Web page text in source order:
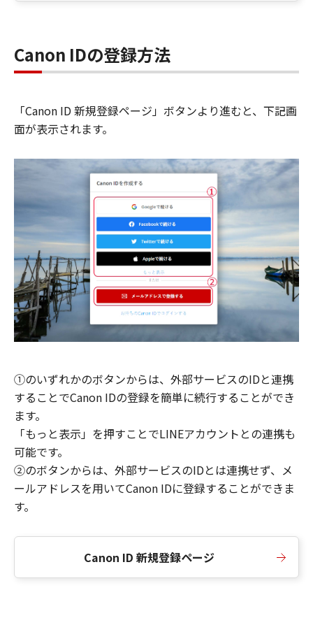
Canon IDの登録方法
「Canon ID 新規登録ページ」ボタンより進むと、下記画
面が表示されます。
①のいずれかのボタンからは、外部サービスのIDと連携
することでCanon IDの登録を簡単に続行することができ
ます。
「もっと表示」を押すことでLINEアカウントとの連携も
可能です。
②のボタンからは、外部サービスのIDとは連携せず、メ
ールアドレスを用いてCanon IDに登録することができま
す。
Canon ID 新規登録ページ